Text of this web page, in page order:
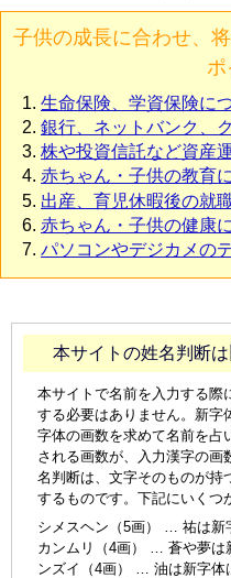
子供の成長に合わせ、
ポ
生命保険、学資保険に
銀行、ネットバンク、
株や投資信託など資産
赤ちゃん・子供の教育
出産、育児休暇後の就
赤ちゃん・子供の健康
パソコンやデジカメの
本サイトの姓名判断
本サイトで名前を入力する際
する必要はありません。新字
字体の画数を求めて名前を占
される画数が、入力漢字の画
名判断は、文字そのものが持
するものです。下記にいくつ
シメスヘン（5画） … 祐は新
カンムリ（4画） … 蒼や夢は
ンズイ（4画） … 油は新字体